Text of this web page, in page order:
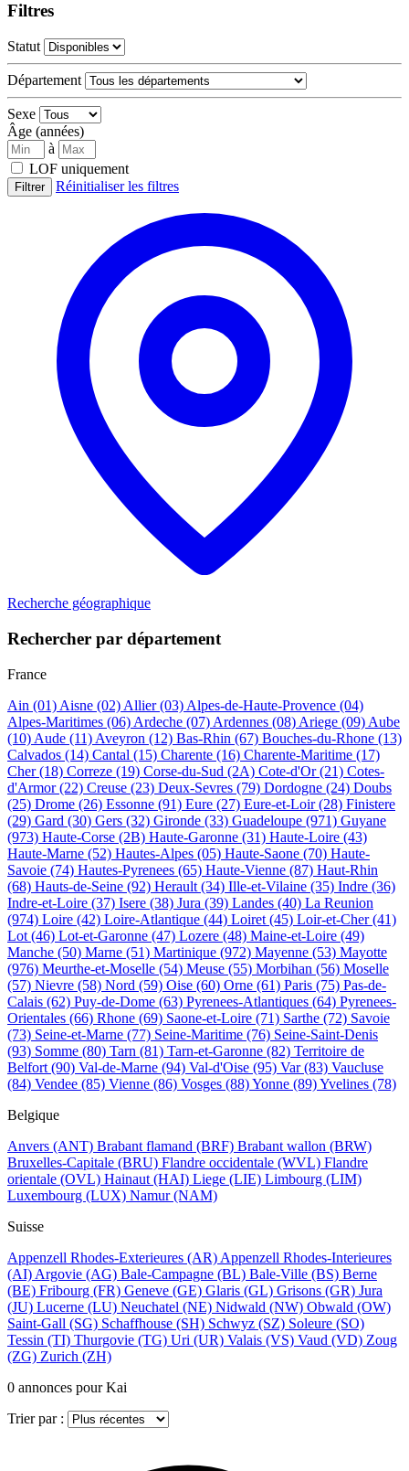
Filtres
Statut
Département
Sexe
Âge (années)
à
LOF uniquement
Filtrer Réinitialiser les filtres
Recherche géographique
Rechercher par département
France
Ain (01) Aisne (02) Allier(03) Alpes-de-Haute-Provence (04)
Alpes-Maritimes (06) Ardeche (07) Ardennes (08) Ariege (09) Aube
(10) Aude (11) Aveyron (12) Bas-Rhin (67) Bouches-du-Rhone (13)
Calvados (14) Cantal (15) Charente (16) Charente-Maritime (17)
Cher(18) Correze (19) Corse-du-Sud (2A) Cote-d'Or(21) Cotes-
d'Armor(22) Creuse (23) Deux-Sevres (79) Dordogne (24) Doubs
(25) Drome (26) Essonne (91) Eure (27) Eure-et-Loir(28) Finistere
(29) Gard (30) Gers (32) Gironde (33) Guadeloupe (971) Guyane
(973) Haute-Corse (2B) Haute-Garonne (31) Haute-Loire (43)
Haute-Marne (52) Hautes-Alpes (05) Haute-Saone (70) Haute-
Savoie (74) Hautes-Pyrenees (65) Haute-Vienne (87) Haut-Rhin
(68) Hauts-de-Seine (92) Herault (34) Ille-et-Vilaine (35) Indre (36)
Indre-et-Loire (37) Isere (38) Jura (39) Landes (40) La Reunion
(974) Loire (42) Loire-Atlantique (44) Loiret (45) Loir-et-Cher(41)
Lot (46) Lot-et-Garonne (47) Lozere (48) Maine-et-Loire (49)
Manche (50) Marne (51) Martinique (972) Mayenne (53) Mayotte
(976) Meurthe-et-Moselle (54) Meuse (55) Morbihan (56) Moselle
(57) Nievre (58) Nord (59) Oise (60) Orne (61) Paris (75) Pas-de-
Calais (62) Puy-de-Dome (63) Pyrenees-Atlantiques (64) Pyrenees-
Orientales (66) Rhone (69) Saone-et-Loire (71) Sarthe (72) Savoie
(73) Seine-et-Marne (77) Seine-Maritime (76) Seine-Saint-Denis
(93) Somme (80) Tarn (81) Tarn-et-Garonne (82) Territoire de
Belfort (90) Val-de-Marne (94) Val-d'Oise (95) Var(83) Vaucluse
(84) Vendee (85) Vienne (86) Vosges (88)Yonne (89)Yvelines (78)
Belgique
Anvers (ANT) Brabant flamand (BRF) Brabant wallon (BRW)
Bruxelles-Capitale (BRU) Flandre occidentale (WVL) Flandre
orientale (OVL) Hainaut (HAI) Liege (LIE) Limbourg (LIM)
Luxembourg (LUX) Namur(NAM)
Suisse
Appenzell Rhodes-Exterieures (AR) Appenzell Rhodes-Interieures
(AI) Argovie (AG) Bale-Campagne (BL) Bale-Ville (BS) Berne
(BE) Fribourg (FR) Geneve (GE) Glaris (GL) Grisons (GR) Jura
(JU) Lucerne (LU) Neuchatel (NE) Nidwald (NW) Obwald (OW)
Saint-Gall (SG) Schaffhouse (SH) Schwyz (SZ) Soleure (SO)
Tessin (TI) Thurgovie (TG) Uri (UR) Valais (VS) Vaud (VD) Zoug
(ZG) Zurich (ZH)
0 annonces pour Kai
Trier par :